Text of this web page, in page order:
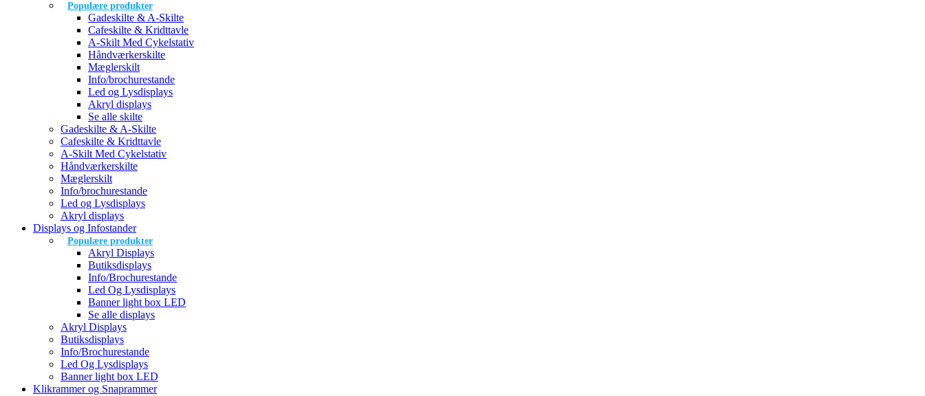
Populære produkter
Gadeskilte & A-Skilte
Cafeskilte & Kridttavle
A-Skilt Med Cykelstativ
Håndværkerskilte
Mæglerskilt
Info/brochurestande
Led og Lysdisplays
Akryl displays
Se alle skilte
Gadeskilte & A-Skilte
Cafeskilte & Kridttavle
A-Skilt Med Cykelstativ
Håndværkerskilte
Mæglerskilt
Info/brochurestande
Led og Lysdisplays
Akryl displays
Displays og Infostander
Populære produkter
Akryl Displays
Butiksdisplays
Info/Brochurestande
Led Og Lysdisplays
Banner light box LED
Se alle displays
Akryl Displays
Butiksdisplays
Info/Brochurestande
Led Og Lysdisplays
Banner light box LED
Klikrammer og Snaprammer